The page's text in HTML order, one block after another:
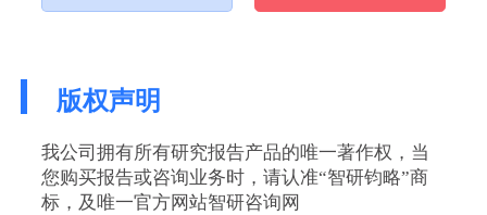
版权声明
我公司拥有所有研究报告产品的唯一著作权，当
您购买报告或咨询业务时，请认准“智研钧略”商
标，及唯一官方网站智研咨询网